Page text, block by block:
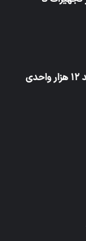
رکورد زنی صندوق‌های طلا در بورس کالا/ رشد ۱۲ هزار واحدی